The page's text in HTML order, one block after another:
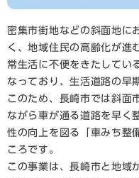
密集市街地などの斜面地に
く、地域住民の高齢化が進
常生活に不便をきたしてい
なっており、生活道路の早
このため、長崎市では斜面
ながら車が通る道路を早く
性の向上を図る「車みち整
ころです。
この事業は、長崎市と地域